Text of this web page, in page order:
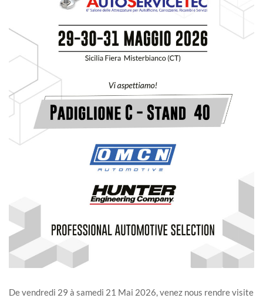
De vendredi 29 à samedi 21 Mai 2026, venez nous rendre visite